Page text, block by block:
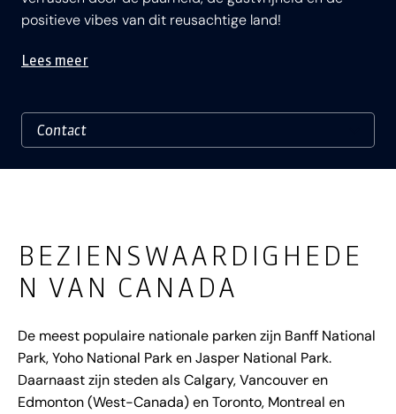
positieve vibes van dit reusachtige land!
Lees meer
BEZIENSWAARDIGHEDE
N VAN CANADA
De meest populaire nationale parken zijn Banff National
Park, Yoho National Park en Jasper National Park.
Daarnaast zijn steden als Calgary, Vancouver en
Edmonton (West-Canada) en Toronto, Montreal en